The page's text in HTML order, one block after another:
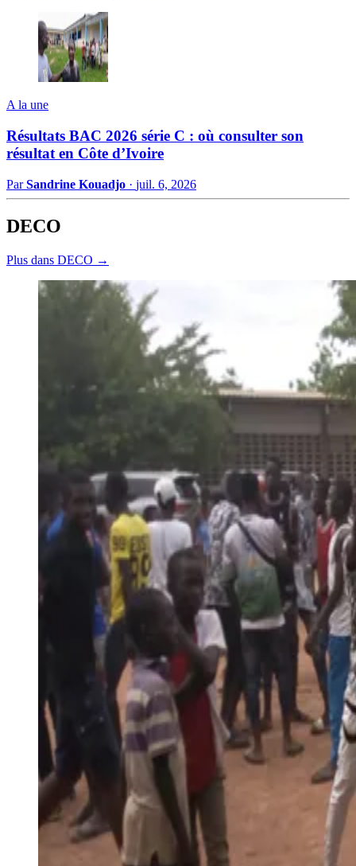
A la une
Résultats BAC 2026 série C : où consulter son
résultat en Côte d’Ivoire
ParSandrine Kouadjo · juil. 6, 2026
DECO
Plus dans DECO →